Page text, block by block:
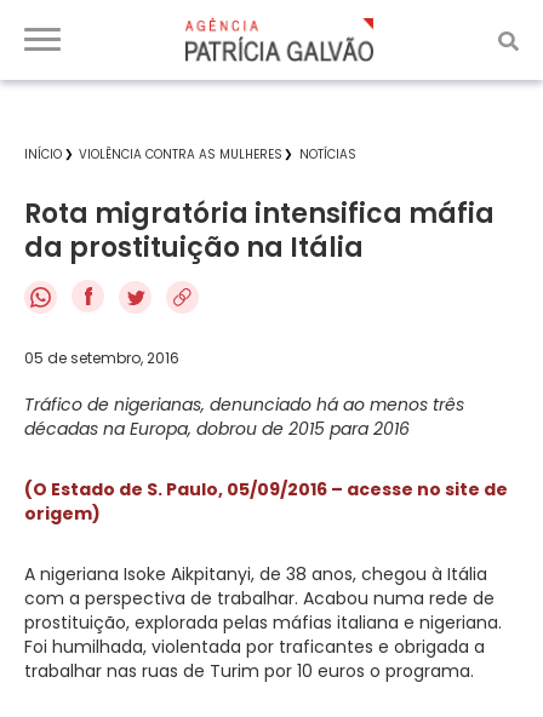
INÍCIO VIOLÊNCIA CONTRA AS MULHERES NOTÍCIAS
Rota migratória intensifica máfia
da prostituição na Itália
f
05 de setembro, 2016
Tráfico de nigerianas, denunciado há ao menos três
décadas na Europa, dobrou de 2015 para 2016
(O Estado de S. Paulo, 05/09/2016 – acesse no site de
origem)
A nigeriana Isoke Aikpitanyi, de 38 anos, chegou à Itália
com a perspectiva de trabalhar. Acabou numa rede de
prostituição, explorada pelas máfias italiana e nigeriana.
Foi humilhada, violentada por traficantes e obrigada a
trabalhar nas ruas de Turim por 10 euros o programa.